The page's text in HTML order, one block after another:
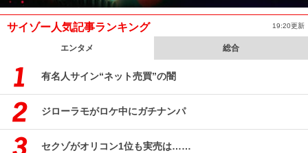
サイゾー人気記事ランキング 19:20更新
エンタメ 総合
有名人サイン“ネット売買”の闇
ジローラモがロケ中にガチナンパ
セクゾがオリコン1位も実売は……